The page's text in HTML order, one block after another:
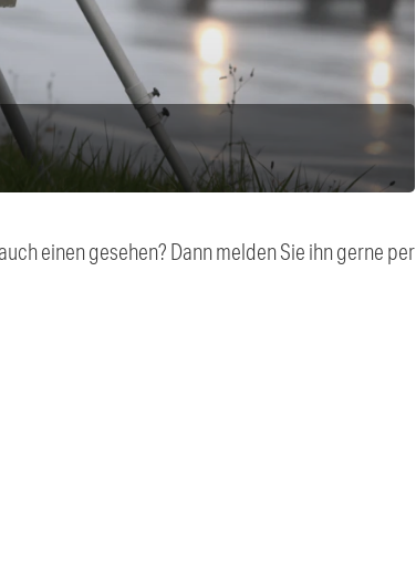
einen gesehen? Dann melden Sie ihn gerne per